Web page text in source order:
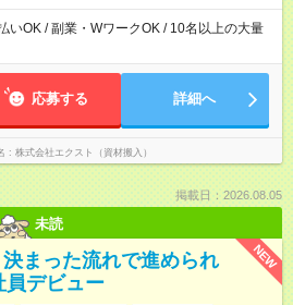
ではありますが、 やり切りで作業終了のた
そのまま帰宅可能です。 早く終わっても1現
しています。 1日あたりの平均作業時間：4.5
～OKです。
いOK / 副業・WワークOK / 10名以上の大量
応募する 詳細へ
株式会社エクスト（資材搬入）
掲載日：2026.08.05
未読
NEW
決まった流れで進められ
員デビュー